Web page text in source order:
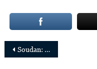
Navigation
Soudan: Clémentine Nkweta-Salami nommée Représentante spéciale adjointe de la MINUATS et Coordonnatrice pour le Soudan